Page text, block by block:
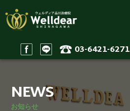
03-6421-6271
Staff
スタッフ
NEWS
お知らせ